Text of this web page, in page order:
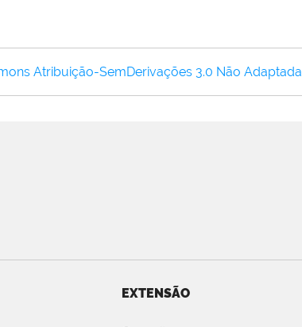
Atribuição-SemDerivações 3.0 Não Adaptada
EXTENSÃO